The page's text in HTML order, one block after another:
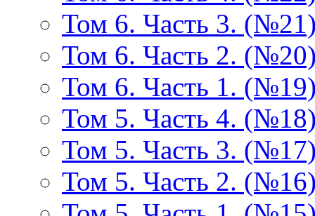
Том 6. Часть 3.
Том 6. Часть 2.
Том 6. Часть 1.
Том 5. Часть 4.
Том 5. Часть 3.
Том 5. Часть 2.